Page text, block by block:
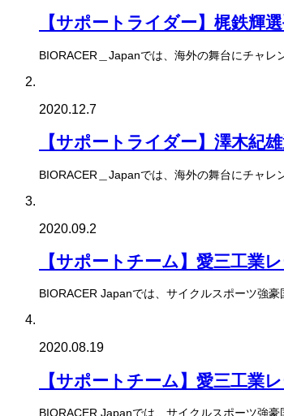
【サポートライダー】梶鉄輝
BIORACER＿Japanでは、海外の舞台にチャ
2020.12.7
【サポートライダー】澤木紀
BIORACER＿Japanでは、海外の舞台にチャ
2020.09.2
【サポートチーム】愛三工業
BIORACER Japanでは、サイクルスポーツ強
2020.08.19
【サポートチーム】愛三工業
BIORACER Japanでは、サイクルスポーツ強